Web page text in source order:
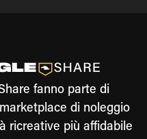
fanno parte di
di noleggio
ricreative più affidabile